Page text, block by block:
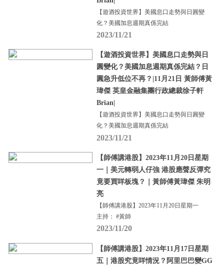
【遊酒投資世界】美國息口走勢與日圓變
化？美國加息週期真係完結
2023/11/21
【遊酒投資世界】美國息口走勢與日
圓變化？美國加息週期真係完結？日
圓急升低位不再？|11月21日 黃師傅黃
瑋傑 英皇金融集團行政總裁徐子軒
Brian|
【遊酒投資世界】美國息口走勢與日圓變
化？美國加息週期真係完結
2023/11/21
【師傅講港股】2023年11月20日星期
一｜美元轉弱人仔強 港股應聲反彈究
竟要買咩板塊？｜黃師傅黃瑋傑 朱明
亮
【師傅講港股】2023年11月20日星期一
主持： #黃師
2023/11/20
【師傅講港股】2023年11月17日星期
五｜港股究竟咩情況？阿里巴巴變GG